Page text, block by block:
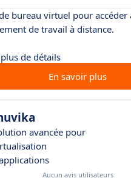
bureau virtuel pour accéder
de travail à distance.
de détails
En savoir plus
avancée pour
Aucun avis utilisateurs